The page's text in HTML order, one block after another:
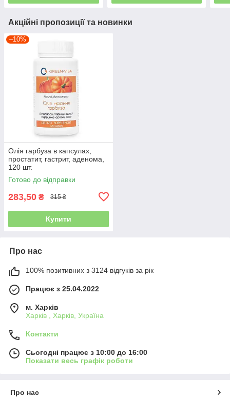
Акційні пропозиції та новинки
–10%
Олія гарбуза в капсулах,
простатит, гастрит, аденома,
120 шт.
Готово до відправки
283,50 ₴ 315 ₴
Купити
Про нас
100% позитивних з 3124 відгуків за рік
Працює з 25.04.2022
м. Харків
Харків , Харків, Україна
Контакти
Сьогодні працює з 10:00 до 16:00
Показати весь графік роботи
Про нас